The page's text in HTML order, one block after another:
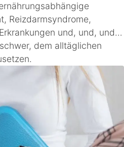
Reizdarmsyndrome,
und, und, und…
dem alltäglichen